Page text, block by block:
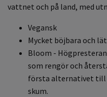
vattnet och på land, med
Vegansk
Mycket böjbara och
Bloom -
som rengör och
första alternativet till
skum.